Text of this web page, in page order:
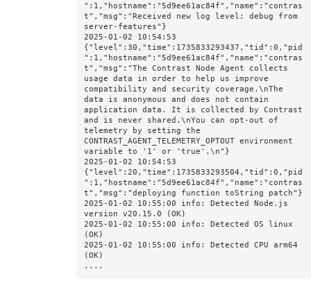
":1,"hostname":"5d9ee61ac84f","name":"contras
t","msg":"Received new log level: debug from
server-features"}
2025-01-02 10:54:53
{"level":30,"time":1735833293437,"tid":0,"pid
":1,"hostname":"5d9ee61ac84f","name":"contras
t","msg":"The Contrast Node Agent collects
usage data in order to help us improve
compatibility and security coverage.\nThe
data is anonymous and does not contain
application data. It is collected by Contrast
and is never shared.\nYou can opt-out of
telemetry by setting the
CONTRAST_AGENT_TELEMETRY_OPTOUT environment
variable to '1' or 'true'.\n"}
2025-01-02 10:54:53
{"level":20,"time":1735833293504,"tid":0,"pid
":1,"hostname":"5d9ee61ac84f","name":"contras
t","msg":"deploying function toString patch"}
2025-01-02 10:55:00 info: Detected Node.js
version v20.15.0 (OK)
2025-01-02 10:55:00 info: Detected OS linux
(OK)
2025-01-02 10:55:00 info: Detected CPU arm64
(OK)
....